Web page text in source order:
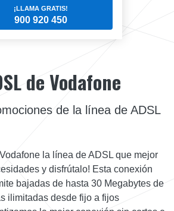
¡LLAMA GRATIS!
900 920 450
de Vodafone
de la línea de ADSL
la línea de ADSL que mejor
y disfrútalo! Esta conexión
bajadas de hasta 30 Megabytes de
ilimitadas desde fijo a fijos